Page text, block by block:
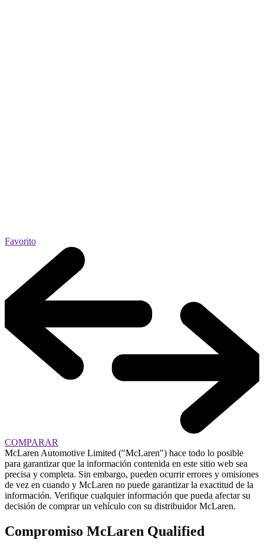
Favorito
COMPARAR
McLaren Automotive Limited ("McLaren") hace todo lo posible
para garantizar que la información contenida en este sitio web sea
precisa y completa. Sin embargo, pueden ocurrir errores y omisiones
de vez en cuando y McLaren no puede garantizar la exactitud de la
información. Verifique cualquier información que pueda afectar su
decisión de comprar un vehículo con su distribuidor McLaren.
Compromiso McLaren Qualified